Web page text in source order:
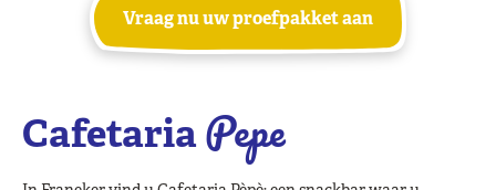
Vraag nu uw proefpakket aan
Cafetaria Pepe